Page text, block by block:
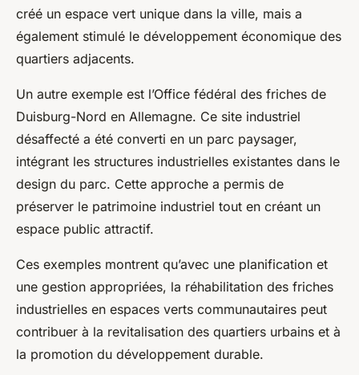
créé un espace vert unique dans la ville, mais a
également stimulé le développement économique des
quartiers adjacents.
Un autre exemple est l’Office fédéral des friches de
Duisburg-Nord en Allemagne. Ce site industriel
désaffecté a été converti en un parc paysager,
intégrant les structures industrielles existantes dans le
design du parc. Cette approche a permis de
préserver le patrimoine industriel tout en créant un
espace public attractif.
Ces exemples montrent qu’avec une planification et
une gestion appropriées, la réhabilitation des friches
industrielles en espaces verts communautaires peut
contribuer à la revitalisation des quartiers urbains et à
la promotion du développement durable.